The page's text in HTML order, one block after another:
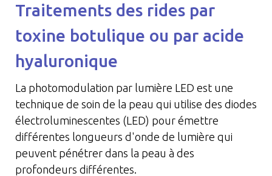
Traitements des rides par
toxine botulique ou par acide
hyaluronique
La photomodulation par lumière LED est une
technique de soin de la peau qui utilise des diodes
électroluminescentes (LED) pour émettre
différentes longueurs d'onde de lumière qui
peuvent pénétrer dans la peau à des
profondeurs différentes.